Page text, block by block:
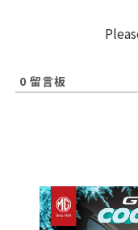
0 留言板